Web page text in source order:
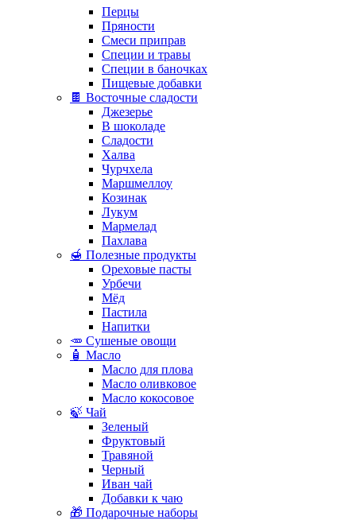
Перцы
Пряности
Смеси приправ
Специи и травы
Специи в баночках
Пищевые добавки
🍫 Восточные сладости
Джезерье
В шоколаде
Сладости
Халва
Чурчхела
Маршмеллоу
Козинак
Лукум
Мармелад
Пахлава
🍯 Полезные продукты
Ореховые пасты
Урбечи
Мёд
Пастила
Напитки
🥕 Сушеные овощи
🧴 Масло
Масло для плова
Масло оливковое
Масло кокосовое
🍃 Чай
Зеленый
Фруктовый
Травяной
Черный
Иван чай
Добавки к чаю
🎁 Подарочные наборы